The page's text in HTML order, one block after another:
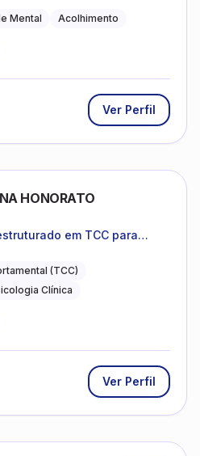
Mental Acolhimento
Ver Perfil
HONORATO
em TCC para
(TCC)
Clínica
Ver Perfil